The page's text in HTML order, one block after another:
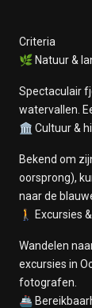
Criteria
🌿 Natuur &
Spectaculair
watervallen.
🏛️ Cultuur &
Bekend om
oorsprong),
naar de
🚶
Wandelen
excursies in
fotografen.
🚢